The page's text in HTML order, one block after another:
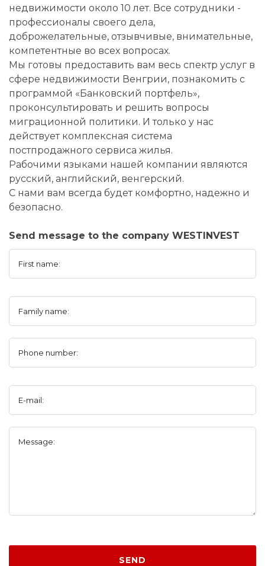
недвижимости около 10 лет. Все сотрудники -
профессионалы своего дела,
доброжелательные, отзывчивые, внимательные,
компетентные во всех вопросах.
Мы готовы предоставить вам весь спектр услуг в
сфере недвижимости Венгрии, познакомить с
программой «Банковский портфель»,
проконсультировать и решить вопросы
миграционной политики. И только у нас
действует комплексная система
постпродажного сервиса жилья.
Рабочими языками нашей компании являются
русский, английский, венгерский.
С нами вам всегда будет комфортно, надежно и
безопасно.
Send message to the company WESTINVEST
First name:
Family name:
Phone number:
E-mail:
Message:
SEND